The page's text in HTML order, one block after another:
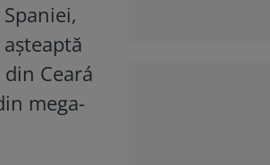
Ceará
mega-